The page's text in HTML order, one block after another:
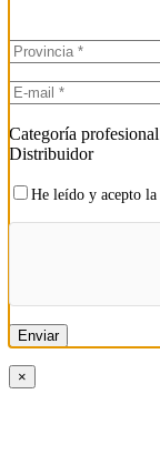
Categoría profesional
Distribuidor
He leído y acepto la
×